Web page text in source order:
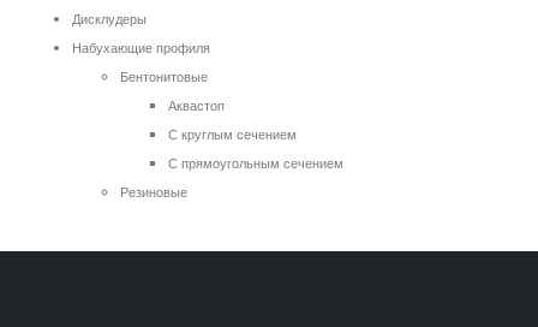
Дисклудеры
Набухающие профиля
Бентонитовые
Аквастоп
С круглым сечением
С прямоугольным сечением
Резиновые